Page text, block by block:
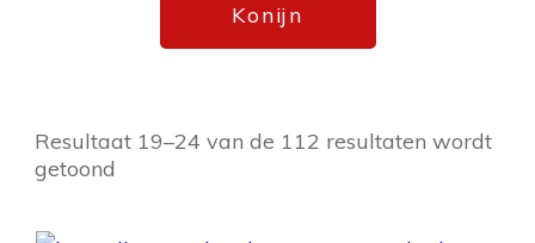
Konijn
Resultaat 19–24 van de 112 resultaten wordt
getoond